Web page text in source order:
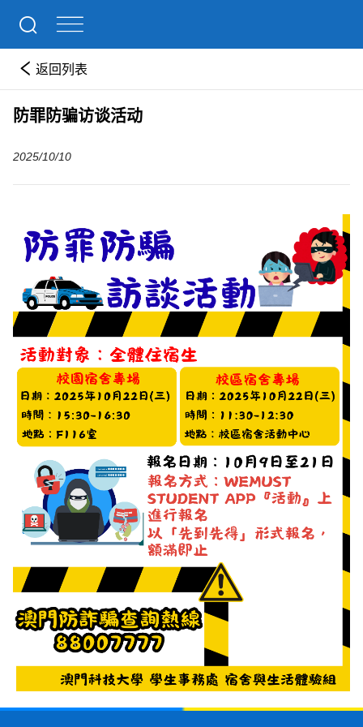
返回列表
防罪防骗访谈活动
2025/10/10